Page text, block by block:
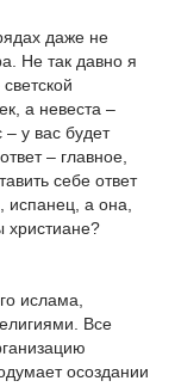
даже не
Не так давно я
а невеста –
у вас будет
– главное,
себе ответ
испанец, а она,
христиане?
ислама,
Все
осоздании